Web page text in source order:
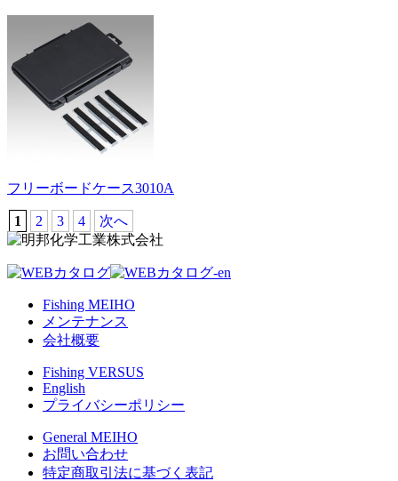
フリーボードケース3010A
1 2 3 4 次へ
Fishing MEIHO
メンテナンス
会社概要
Fishing VERSUS
English
プライバシーポリシー
General MEIHO
お問い合わせ
特定商取引法に基づく表記